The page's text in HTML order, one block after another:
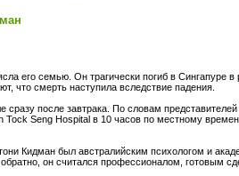
его семью. Он трагически погиб в Сингапуре в
что смерть наступила вследствие падения.
после завтрака. По словам представителей
Seng Hospital в 10 часов по местному
Кидман был австралийским психологом и
он считался профессионалом, готовым